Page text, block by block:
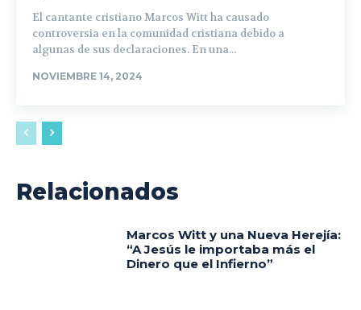
El cantante cristiano Marcos Witt ha causado
controversia en la comunidad cristiana debido a
algunas de sus declaraciones. En una...
NOVIEMBRE 14, 2024
Relacionados
Marcos Witt y una Nueva Herejía:
“A Jesús le importaba más el
Dinero que el Infierno”